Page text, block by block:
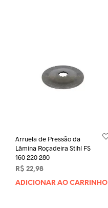
Arruela de Pressão da
Lâmina Roçadeira Stihl FS
160 220 280
R$ 22,98
ADICIONAR AO CARRINHO